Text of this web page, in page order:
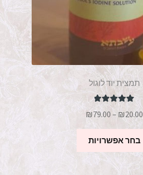
תמצית יוד לוגול
5.00
₪20.00
–
₪79.00
טווח
עד
בחר אפשרויות
יש